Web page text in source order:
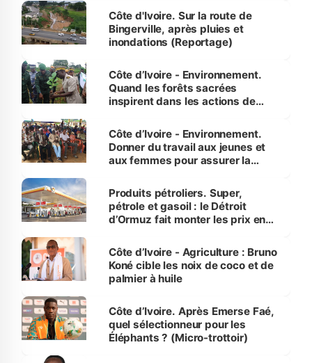
(Alassane Ouattara
Côte d'Ivoire. Sur la route de
Bingerville, après pluies et
inondations (Reportage)
Côte d’Ivoire - Environnement.
Quand les forêts sacrées
inspirent dans les actions de
Côte d’Ivoire - Environnement.
Donner du travail aux jeunes et
aux femmes pour assurer la
menacées
Produits pétroliers. Super,
pétrole et gasoil : le Détroit
d’Ormuz fait monter les prix en
Côte d’Ivoire - Agriculture : Bruno
Koné cible les noix de coco et de
palmier à huile
Côte d’Ivoire. Après Emerse Faé,
quel sélectionneur pour les
Éléphants ? (Micro-trottoir)